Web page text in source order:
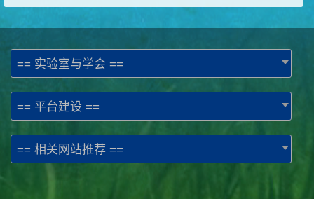
== 实验室与学会 ==
== 平台建设 ==
== 相关网站推荐 ==